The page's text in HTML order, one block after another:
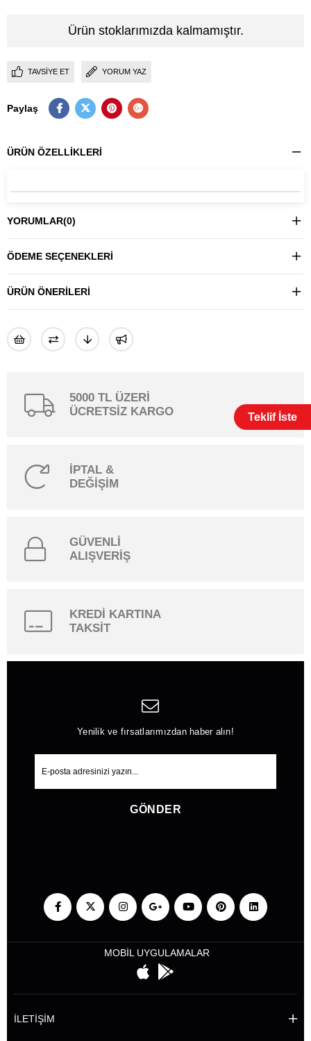
Teklif İste
Ürün stoklarımızda kalmamıştır.
TAVSIYE ET YORUM YAZ
Paylaş
ÜRÜN ÖZELLIKLERI
YORUMLAR(0)
ÖDEME SEÇENEKLERI
ÜRÜN ÖNERILERI
5000 TL ÜZERİ
ÜCRETSİZ KARGO
İPTAL &
DEĞİŞİM
GÜVENLİ
ALIŞVERİŞ
KREDİ KARTINA
TAKSİT
Yenilik ve fırsatlarımızdan haber alın!
GÖNDER
MOBİL UYGULAMALAR
İLETİŞİM